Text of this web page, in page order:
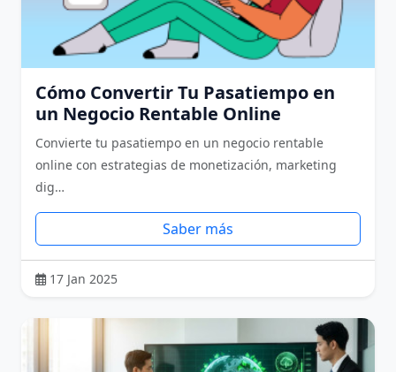
Cómo Convertir Tu Pasatiempo en
un Negocio Rentable Online
Convierte tu pasatiempo en un negocio rentable
online con estrategias de monetización, marketing
dig…
Saber más
17 Jan 2025